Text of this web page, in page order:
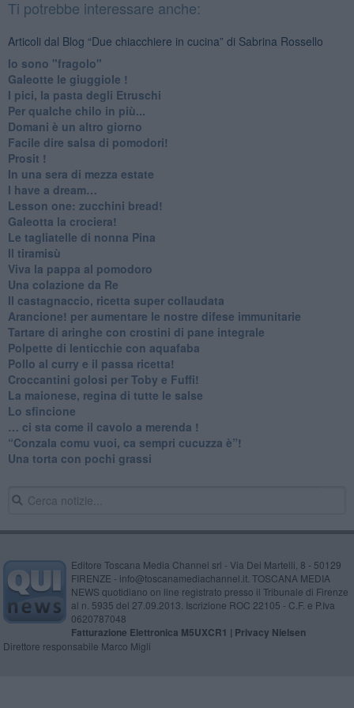
Ti potrebbe interessare anche:
Articoli dal Blog “Due chiacchiere in cucina” di Sabrina Rossello
Io sono "fragolo"
Galeotte le giuggiole !
I pici, la pasta degli Etruschi
Per qualche chilo in più...
Domani è un altro giorno
​Facile dire salsa di pomodori!
Prosit !
​In una sera di mezza estate
I have a dream…
​Lesson one: zucchini bread!
Galeotta la crociera!
Le tagliatelle di nonna Pina
Il tiramisù
Viva la pappa al pomodoro
Una colazione da Re
Il castagnaccio, ricetta super collaudata
​Arancione! per aumentare le nostre difese immunitarie
Tartare di aringhe con crostini di pane integrale
Polpette di lenticchie con aquafaba
​Pollo al curry e il passa ricetta!
Croccantini golosi per Toby e Fuffi!
La maionese, regina di tutte le salse
Lo sfincione
​… ci sta come il cavolo a merenda !
“Conzala comu vuoi, ca sempri cucuzza è”!
​Una torta con pochi grassi
Editore Toscana Media Channel srl - Via Dei Martelli, 8 - 50129
FIRENZE - info@toscanamediachannel.it. TOSCANA MEDIA
NEWS quotidiano on line registrato presso il Tribunale di Firenze
al n. 5935 del 27.09.2013. Iscrizione ROC 22105 - C.F. e P.Iva
0620787048
Fatturazione Elettronica M5UXCR1 | Privacy Nielsen
Direttore responsabile Marco Migli